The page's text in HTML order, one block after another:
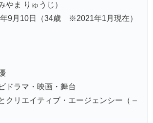
やま りゅうじ）
9月10日（34歳 ※2021年1月現在）
ドラマ・映画・舞台
クリエイティブ・エージェンシー（ –